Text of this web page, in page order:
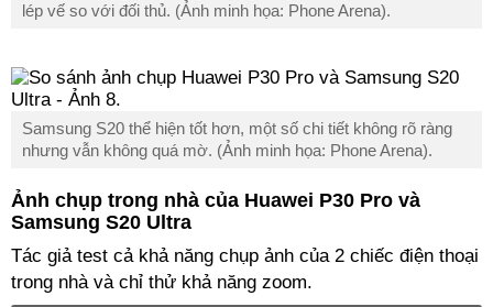
lép vế so với đối thủ. (Ảnh minh họa: Phone Arena).
Samsung S20 thể hiện tốt hơn, một số chi tiết không rõ ràng
nhưng vẫn không quá mờ. (Ảnh minh họa: Phone Arena).
Ảnh chụp trong nhà của Huawei P30 Pro và
Samsung S20 Ultra
Tác giả test cả khả năng chụp ảnh của 2 chiếc điện thoại
trong nhà và chỉ thử khả năng zoom.